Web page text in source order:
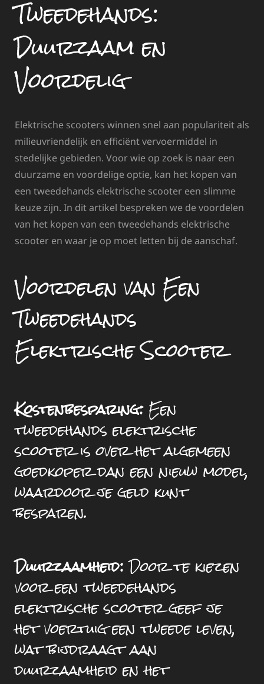
Tweedehands:
Duurzaam en
Voordelig
Elektrische scooters winnen snel aan populariteit als
milieuvriendelijk en efficiënt vervoermiddel in
stedelijke gebieden. Voor wie op zoek is naar een
duurzame en voordelige optie, kan het kopen van
een tweedehands elektrische scooter een slimme
keuze zijn. In dit artikel bespreken we de voordelen
van het kopen van een tweedehands elektrische
scooter en waar je op moet letten bij de aanschaf.
Voordelen van Een
Tweedehands
Elektrische Scooter
Kostenbesparing:Een
tweedehands elektrische
scooter is over het algemeen
goedkoper dan een nieuw model,
waardoor je geld kunt
besparen.
Duurzaamheid:Door te kiezen
voor een tweedehands
elektrische scooter geef je
het voertuig een tweede leven,
wat bijdraagt aan
duurzaamheid en het